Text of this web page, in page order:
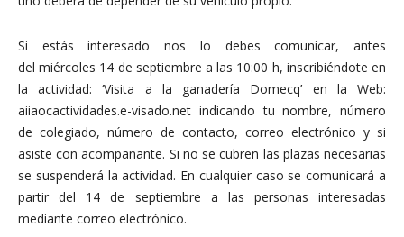
Si estás interesado nos lo debes comunicar, antes
del miércoles 14 de septiembre a las 10:00 h, inscribiéndote en
la actividad: ‘Visita a la ganadería Domecq’ en la Web:
aiiaocactividades.e-visado.net indicando tu nombre, número
de colegiado, número de contacto, correo electrónico y si
asiste con acompañante. Si no se cubren las plazas necesarias
se suspenderá la actividad. En cualquier caso se comunicará a
partir del 14 de septiembre a las personas interesadas
mediante correo electrónico.